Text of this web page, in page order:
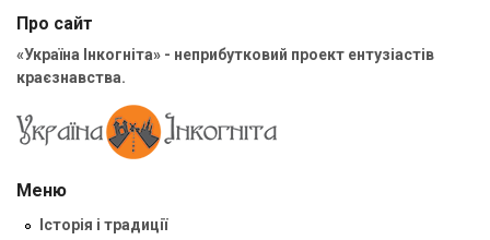
Про сайт
«Україна Інкогніта» - неприбутковий проект ентузіастів
краєзнавства.
Меню
Історія і традиції